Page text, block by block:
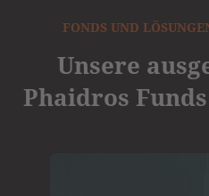
FONDS UND
Unsere
Phaidros